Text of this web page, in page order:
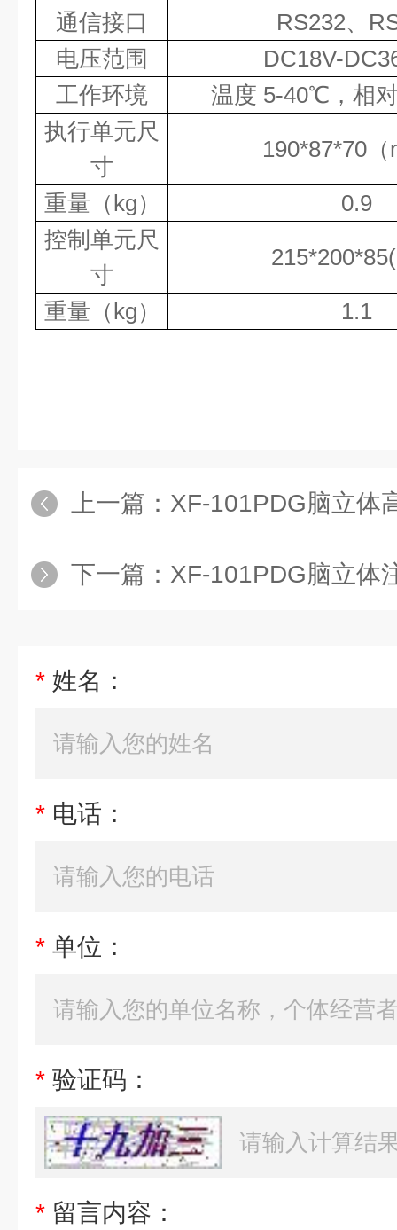
通信接口
RS232、
电压范围
DC18V-DC
工作环境
温度 5-40℃，相
执行单元尺
寸
190*87*70（
重量（kg）
0.9
控制单元尺
寸
215*200*85
重量（kg） 1.1
上一篇： XF-101PDG脑立体高
下一篇： XF-101PDG脑立体
* 姓名：
* 电话：
* 单位：
* 验证码：
* 留言内容：